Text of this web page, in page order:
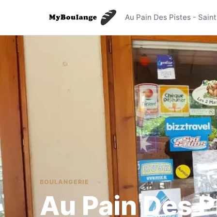
Au Pain
Au Pain Des Pistes -
BOULANGERIE
Au Pain Des